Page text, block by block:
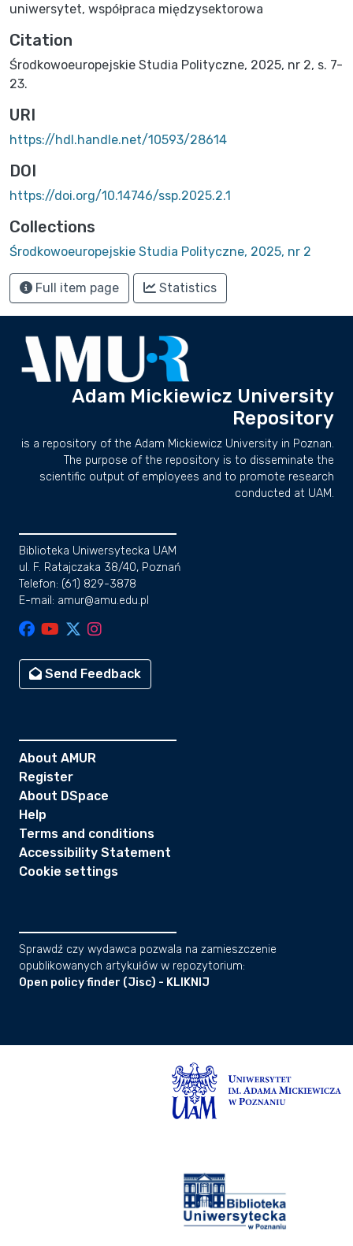
uniwersytet, współpraca międzysektorowa
Citation
Środkowoeuropejskie Studia Polityczne, 2025, nr 2, s. 7-
23.
URI
https://hdl.handle.net/10593/28614
DOI
https://doi.org/10.14746/ssp.2025.2.1
Collections
Środkowoeuropejskie Studia Polityczne, 2025, nr 2
Full item page Statistics
Adam Mickiewicz University
Repository
is a repository of the Adam Mickiewicz University in Poznan.
The purpose of the repository is to disseminate the
scientific output of employees and to promote research
conducted at UAM.
Biblioteka Uniwersytecka UAM
ul. F. Ratajczaka 38/40, Poznań
Telefon: (61) 829-3878
E-mail: amur@amu.edu.pl
Send Feedback
About AMUR
Register
About DSpace
Help
Terms and conditions
Accessibility Statement
Cookie settings
Sprawdź czy wydawca pozwala na zamieszczenie
opublikowanych artykułów w repozytorium:
Open policy finder (Jisc) - KLIKNIJ